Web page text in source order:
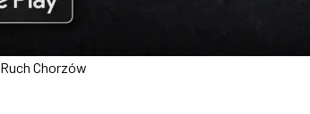
Ruch Chorzów